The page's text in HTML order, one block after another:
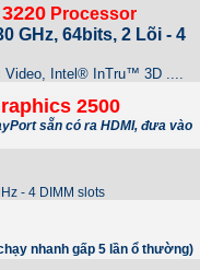
Processor
GHz, 64bits, 2 Lõi - 4
Intel® InTru™ 3D ....
2500
sẵn có ra HDMI, đưa vào
- 4 DIMM slots
nhanh gấp 5 lần ổ thường)